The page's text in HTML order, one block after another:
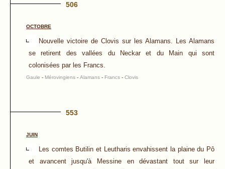
506
OCTOBRE
Nouvelle victoire de Clovis sur les Alamans. Les Alamans
se retirent des vallées du Neckar et du Main qui sont
colonisées par les Francs.
Gaule - Mérovingiens - Alamans - Francs - Clovis
553
JUIN
Les comtes Butilin et Leutharis envahissent la plaine du Pô
et avancent jusqu'à Messine en dévastant tout sur leur